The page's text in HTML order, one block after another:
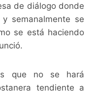
de diálogo donde
semanalmente se
se está haciendo
que no se hará
tendiente a